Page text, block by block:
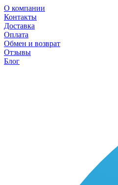
О компании
Контакты
Доставка
Оплата
Обмен и возврат
Отзывы
Блог